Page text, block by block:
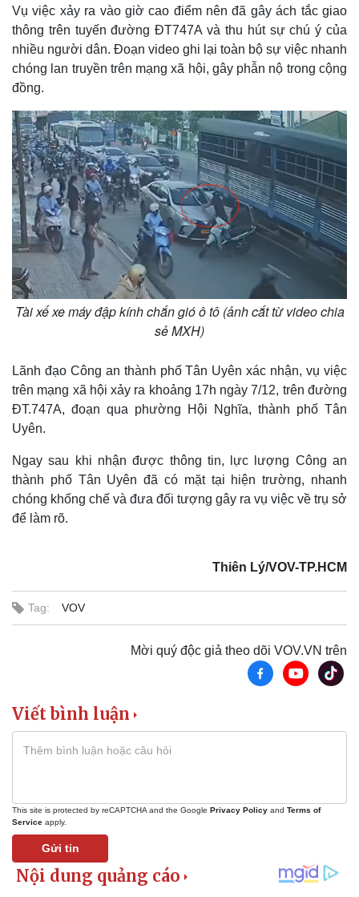
Cuộc sống đó đây
Hồ sơ
Ảnh
E-Magazine
Infographic
Kinh tế
Bất động sản
Khởi nghiệp
Giá vàng
Tiêu dùng
Tỷ giá
Chứng khoán
Vụ việc xảy ra vào giờ cao điểm nên đã gây ách tắc giao
thông trên tuyến đường ĐT747A và thu hút sự chú ý của
nhiều người dân. Đoạn video ghi lại toàn bộ sự việc nhanh
chóng lan truyền trên mạng xã hội, gây phẫn nộ trong cộng
đồng.
Tài xế xe máy đập kính chắn gió ô tô (ảnh cắt từ video chia
sẻ MXH)
Lãnh đạo Công an thành phố Tân Uyên xác nhận, vụ việc
trên mạng xã hội xảy ra khoảng 17h ngày 7/12, trên đường
ĐT.747A, đoạn qua phường Hội Nghĩa, thành phố Tân
Uyên.
Ngay sau khi nhận được thông tin, lực lượng Công an
thành phố Tân Uyên đã có mặt tại hiện trường, nhanh
chóng khống chế và đưa đối tượng gây ra vụ việc về trụ sở
để làm rõ.
Thiên Lý/VOV-TP.HCM
Tag: VOV
Mời quý độc giả theo dõi VOV.VN trên
Viết bình luận
This site is protected by reCAPTCHA and the Google Privacy Policy and Terms of
Service apply.
Gửi tin